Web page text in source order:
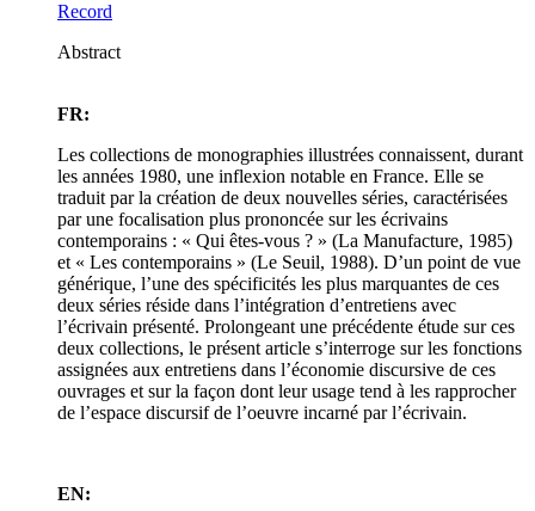
Record
Abstract
FR:
Les collections de monographies illustrées connaissent, durant
les années 1980, une inflexion notable en France. Elle se
traduit par la création de deux nouvelles séries, caractérisées
par une focalisation plus prononcée sur les écrivains
contemporains : « Qui êtes-vous ? » (La Manufacture, 1985)
et « Les contemporains » (Le Seuil, 1988). D’un point de vue
générique, l’une des spécificités les plus marquantes de ces
deux séries réside dans l’intégration d’entretiens avec
l’écrivain présenté. Prolongeant une précédente étude sur ces
deux collections, le présent article s’interroge sur les fonctions
assignées aux entretiens dans l’économie discursive de ces
ouvrages et sur la façon dont leur usage tend à les rapprocher
de l’espace discursif de l’oeuvre incarné par l’écrivain.
EN: